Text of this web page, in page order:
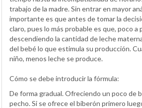
trabajo de la madre. Sin entrar en mayor
importante es que antes de tomar la
claro, pues lo más probable es que, poco a
descendiendo la cantidad de leche
del bebé lo que estimula su producción.
niño, menos leche se produce.
Cómo se debe introducir la fórmula:
De forma gradual. Ofreciendo un poco de
pecho. Si se ofrece el biberón primero